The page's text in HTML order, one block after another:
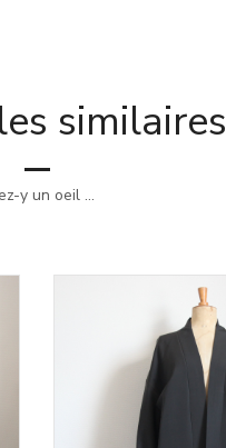
similaires
y un oeil ...